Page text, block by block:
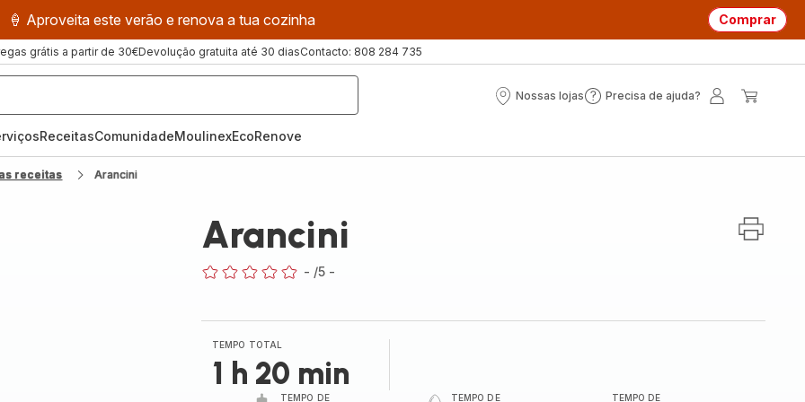
🍦 Aproveita este verão e renova a tua cozinha Comprar
grátis a partir de 30€Devolução gratuita até 30 diasContacto: 808 284 735
Nossas lojas
Nossas
Precisa de ajuda?
Precisa
ReceitasComunidadeMoulinexEcoRenove
receitas Arancini
Arancini
- /5 -
TEMPO TOTAL
1 h 20 min
TEMPO DE
TEMPO DE
TEMPO DE